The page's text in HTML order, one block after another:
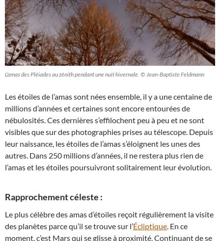
L’amas des Pléiades au zénith pendant une nuit hivernale. © Jean-Baptiste Feldmann
Les étoiles de l’amas sont nées ensemble, il y a une centaine de
millions d’années et certaines sont encore entourées de
nébulosités. Ces dernières s’effilochent peu à peu et ne sont
visibles que sur des photographies prises au télescope. Depuis
leur naissance, les étoiles de l’amas s’éloignent les unes des
autres. Dans 250 millions d’années, il ne restera plus rien de
l’amas et les étoiles poursuivront solitairement leur évolution.
Rapprochement céleste :
Le plus célèbre des amas d’étoiles reçoit régulièrement la visite
des planètes parce qu’il se trouve sur l’Écliptique . En ce
moment, c’est Mars qui se glisse à proximité. Continuant de se